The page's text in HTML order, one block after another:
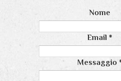
Nome
Email*
Messaggio